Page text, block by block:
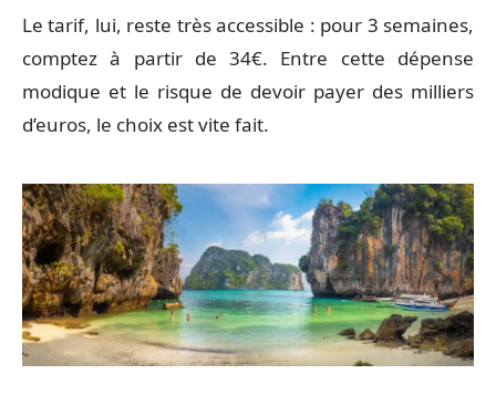
Le tarif, lui, reste très accessible : pour 3 semaines,
comptez à partir de 34€. Entre cette dépense
modique et le risque de devoir payer des milliers
d’euros, le choix est vite fait.